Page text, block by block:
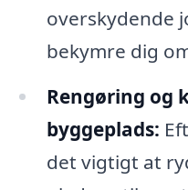
overskydende
bekymre dig
Rengøring og
byggeplads:
det vigtigt at